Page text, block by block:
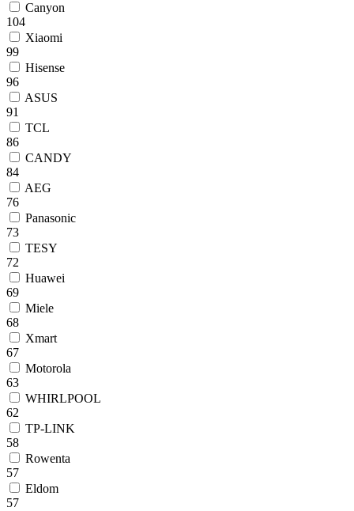
Canyon
104
Xiaomi
99
Hisense
96
ASUS
91
TCL
86
CANDY
84
AEG
76
Panasonic
73
TESY
72
Huawei
69
Miele
68
Xmart
67
Motorola
63
WHIRLPOOL
62
TP-LINK
58
Rowenta
57
Eldom
57